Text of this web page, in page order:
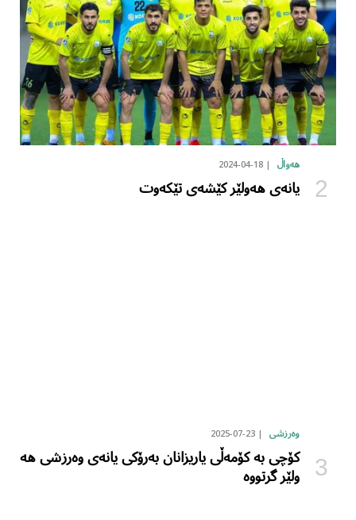
هەواڵ 2024-04-18
یانەی هەولێر کێشەی تێکەوت
وەرزشی 2025-07-23
کۆچی بە کۆمەڵی یاریزانان بەرۆکی یانەی وەرزشی هە
ولێر گرتووە